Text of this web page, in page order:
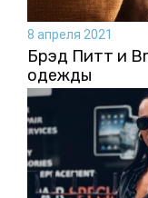
8 апреля 2021
Брэд Питт и
одежды